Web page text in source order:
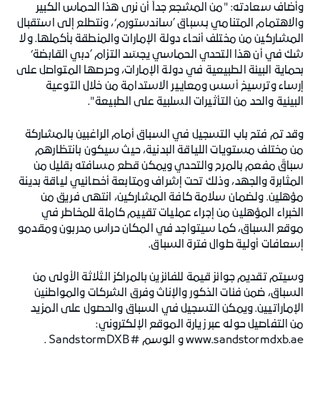
وأضاف سعادته: "من المشجع جداً أن نرى هذا الحماس الكبير
والاهتمام المتنامي بـسباق ’ساندستورم‘، ونتطلع إلى استقبال
المشاركين من مختلف أنحاء دولة الإمارات والمنطقة بأكملها. ولا
شك في أن هذا التحدي الحماسي يجسّد التزام ’دبي القابضة‘
بحماية البيئة الطبيعية في دولة الإمارات، وحرصها المتواصل على
إرساء وترسيخ أسس ومعايير الاستدامة من خلال التوعية
البيئية والحد من التأثيرات السلبية على الطبيعة".
وقد تم فتح باب التسجيل في السباق أمام الراغبين بالمشاركة
من مختلف مستويات اللياقة البدنية، حيث سيكون بانتظارهم
سباقٌ مفعم بالمرح والتحدي ويمكن قطع مسافته بقليل من
المثابرة والجهد، وذلك تحت إشراف ومتابعة أخصائيي لياقة بدينة
مؤهلين. ولضمان سلامة كافة المشاركين، انتهى فريق من
الخبراء المؤهلين من إجراء عمليات تقييم كاملة للمخاطر في
موقع السباق، كما سيتواجد في المكان حراس مدربون ومقدمو
إسعافات أولية طوال فترة السباق.
وسيتم تقديم جوائز قيمة للفائزين بالمراكز الثلاثة الأولى من
السباق، ضمن فئات الذكور والإناث وفرق الشركات والمواطنين
الإماراتيين. ويمكن التسجيل في السباق والحصول على المزيد
من التفاصيل حوله عبر زيارة الموقع الإلكتروني:
www.sandstormdxb.ae و الوسم #SandstormDXB .